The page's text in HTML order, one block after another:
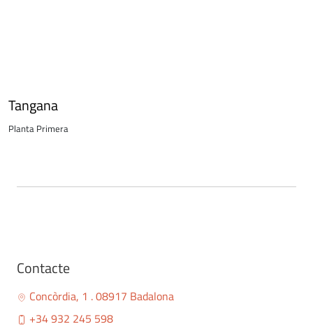
Tangana
Planta Primera
Contacte
Concòrdia, 1 . 08917 Badalona
+34 932 245 598